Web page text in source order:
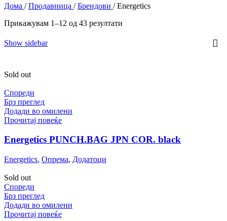
Дома / Продавница / Брендови / Energetics
Прикажувам 1–12 од 43 резултати
Show sidebar
Sold out
Спореди
Брз преглед
Додади во омилени
Прочитај повеќе
Energetics PUNCH.BAG JPN COR. black
Energetics, Опрема, Додатоци
Sold out
Спореди
Брз преглед
Додади во омилени
Прочитај повеќе